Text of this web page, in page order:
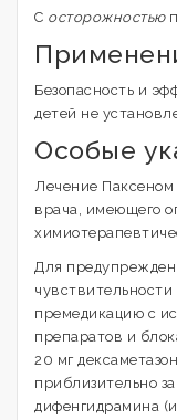
С осторожностью
Безопасность и
детей не
Особые
Лечение Паксеном
врача, имеющего
Для
премедикацию с
препаратов и
20 мг
приблизительно
дифенгидрамина